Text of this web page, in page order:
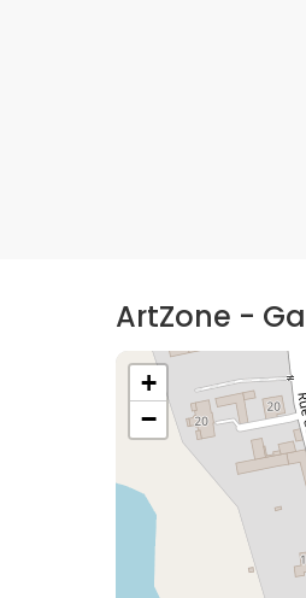
ArtZone -
+
−